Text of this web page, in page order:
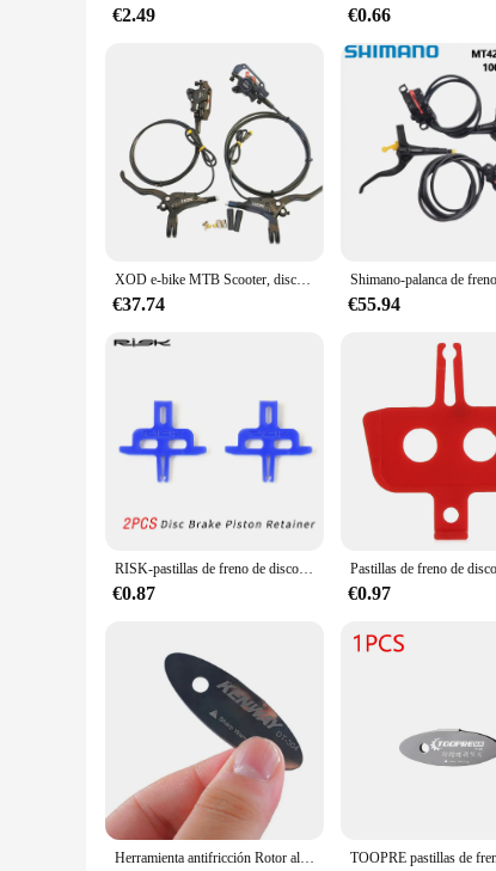
**Reliable and Easy to Use**
performance is unmatched, ensuring that your disc
addition to your cycling gear. It's not just a tool; it's
€2.49 €0.66
XOD e-bike MTB Scooter, disco dividido izquierdo, corte de potencia, piezas de Bafang, frenos hidráulicos de 3 pines, bicicletas
€37.74 €55.94
RISK-pastillas de freno de disco hidráulico para bicicleta de montaña, espaciador Instert, pinza de freno, arandela de almohadilla, herramienta de retenedor de pistón
€0.87 €0.97
Herramienta antifricción Rotor alineación pastillas de freno espaciador Kit de reparación de bicicletas disco MTB para bicicleta de carretera accesorio de bicicleta de acero inoxidable